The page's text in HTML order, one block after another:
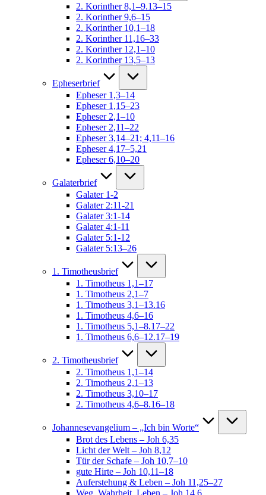
2. Korinther 8,1–9.13–15
2. Korinther 9,6–15
2. Korinther 10,1–18
2. Korinther 11,16–33
2. Korinther 12,1–10
2. Korinther 13,5–13
Epheserbrief
Epheser 1,3–14
Epheser 1,15–23
Epheser 2,1–10
Epheser 2,11–22
Epheser 3,14–21; 4,11–16
Epheser 4,17–5,21
Epheser 6,10–20
Galaterbrief
Galater 1-2
Galater 2:11-21
Galater 3:1-14
Galater 4:1-11
Galater 5:1-12
Galater 5:13–26
1. Timotheusbrief
1. Timotheus 1,1–17
1. Timotheus 2,1–7
1. Timotheus 3,1–13.16
1. Timotheus 4,6–16
1. Timotheus 5,1–8.17–22
1. Timotheus 6,6–12.17–19
2. Timotheusbrief
2. Timotheus 1,1–14
2. Timotheus 2,1–13
2. Timotheus 3,10–17
2. Timotheus 4,6–8.16–18
Johannesevangelium – „Ich bin Worte“
Brot des Lebens – Joh 6,35
Licht der Welt – Joh 8,12
Tür der Schafe – Joh 10,7–10
gute Hirte – Joh 10,11–18
Auferstehung & Leben – Joh 11,25–27
Weg, Wahrheit, Leben – Joh 14,6